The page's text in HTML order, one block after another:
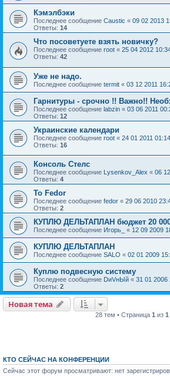
Кэмэлбэки
Последнее сообщение Caustic « 09 02 2013
Ответы: 14
Что посоветуете взять новичку?
Последнее сообщение root « 25 04 2012
Ответы: 42
Уже не надо.
Последнее сообщение termit « 03 12 2011
Гарнитуры - срочно !! Важно!!
Последнее сообщение labzin « 03 06 2011
Ответы: 12
Украинские календари
Последнее сообщение root « 24 01 2011 01:14
Ответы: 16
Консоль Стелс
Последнее сообщение Lysenkov_Alex « 06
Ответы: 4
To Fedor
Последнее сообщение fedor « 29 06 2010
Ответы: 2
КУПЛЮ ДЕЛЬТАПЛАН бюджет 20
Последнее сообщение Игорь_ « 12 09 2009
КУПЛЮ ДЕЛЬТАПЛАН
Последнее сообщение SALO « 02 01 2009
Куплю подвесную систему
Последнее сообщение DиVнЫй « 31 01 2006
Ответы: 2
Новая тема
28 тем • Страница 1 из 1
КТО СЕЙЧАС НА КОНФЕРЕНЦИИ
Сейчас этот форум просматривают: нет